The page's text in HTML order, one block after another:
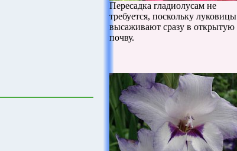
Пересадка гладиолусам не
требуется, поскольку луковицы
высаживают сразу в открытую
почву.